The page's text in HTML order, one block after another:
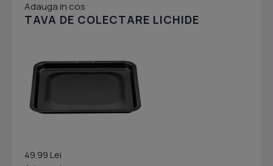
Adauga in cos
TAVA DE COLECTARE LICHIDE
49.99 Lei